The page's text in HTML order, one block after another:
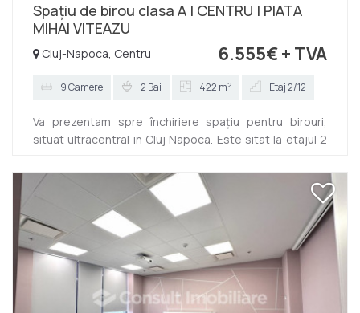
Spațiu de birou clasa A | CENTRU | PIATA
MIHAI VITEAZU
6.555€+ TVA
Cluj-Napoca, Centru
9 Camere 2 Bai 422 m2 Etaj 2/12
Va prezentam spre închiriere spațiu pentru birouri,
situat ultracentral in Cluj Napoca. Este sitat la etajul 2
422,91 mp iar compartimentarea este flexibilă, actuala
fiind următoarea: -5 încăperi amenajate ca si birouri, -1
de depozitare/arhiva -camera de relaxare -2 grupuri
sanitare Finisajele sunt moderne si se oferă spre
închiriere la cheie! Exista posibilitatea de a închiria si
locuri de parcare. Taxa de mentenanță e...